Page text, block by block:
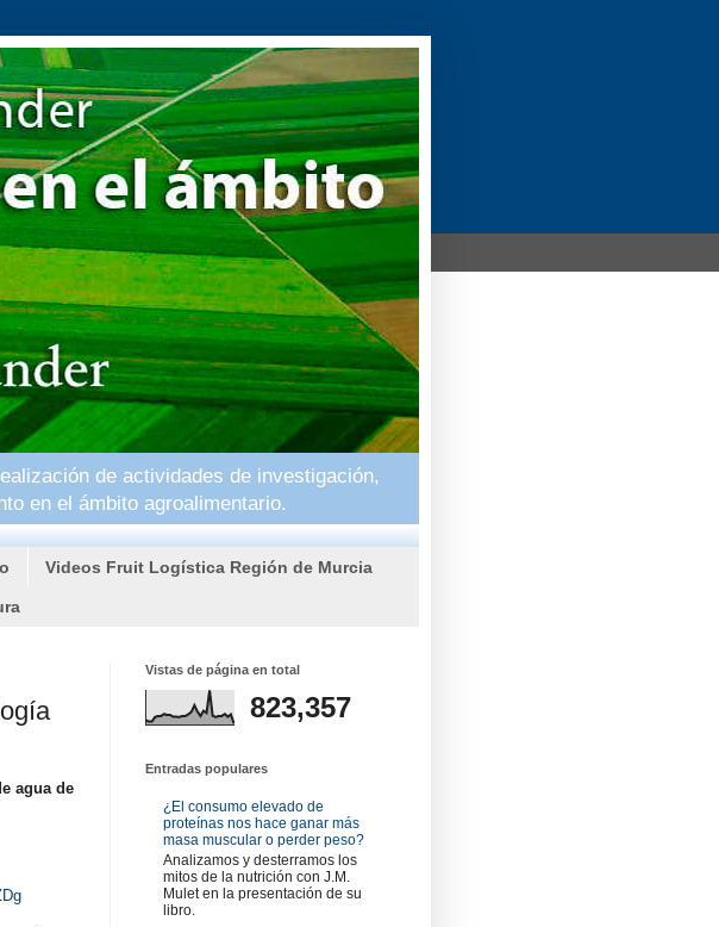
de actividades de investigación,
en el ámbito agroalimentario.
Videos Fruit Logística Región de Murcia
agua de
Vistas de página en total
823,357
Entradas populares
¿El consumo elevado de
proteínas nos hace ganar más
masa muscular o perder peso?
Analizamos y desterramos los
mitos de la nutrición con J.M.
Mulet en la presentación de su
libro.